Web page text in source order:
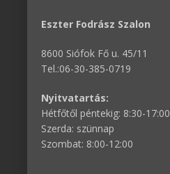
Eszter Fodrász Szalon
8600 Siófok Fő u. 45/11
Tel.:06-30-385-0719
Nyitvatartás:
Hétfőtől péntekig: 8:30-17:00
Szerda: szünnap
Szombat: 8:00-12:00